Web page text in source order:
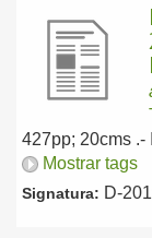
427pp; 20cms .-
Mostrar tags
Signatura: D-